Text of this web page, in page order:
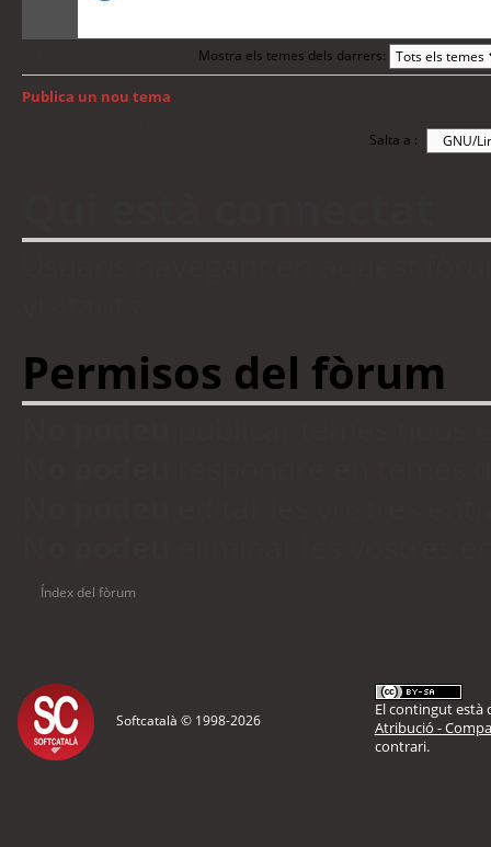
Mostra els temes dels darrers:
Publica un nou tema
Salta a :
Permisos del fòrum
Índex del fòrum
Softcatalà © 1998-2026
El contingut està
Atribució -
contrari.